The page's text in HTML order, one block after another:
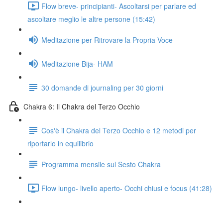
Flow breve- principianti- Ascoltarsi per parlare ed
ascoltare meglio le altre persone (15:42)
Meditazione per Ritrovare la Propria Voce
Meditazione Bija- HAM
30 domande di journaling per 30 giorni
Chakra 6: Il Chakra del Terzo Occhio
Cos'è il Chakra del Terzo Occhio e 12 metodi per
riportarlo in equilibrio
Programma mensile sul Sesto Chakra
Flow lungo- livello aperto- Occhi chiusi e focus (41:28)